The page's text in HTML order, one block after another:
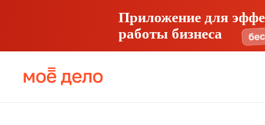
Приложение для
работы бизнеса